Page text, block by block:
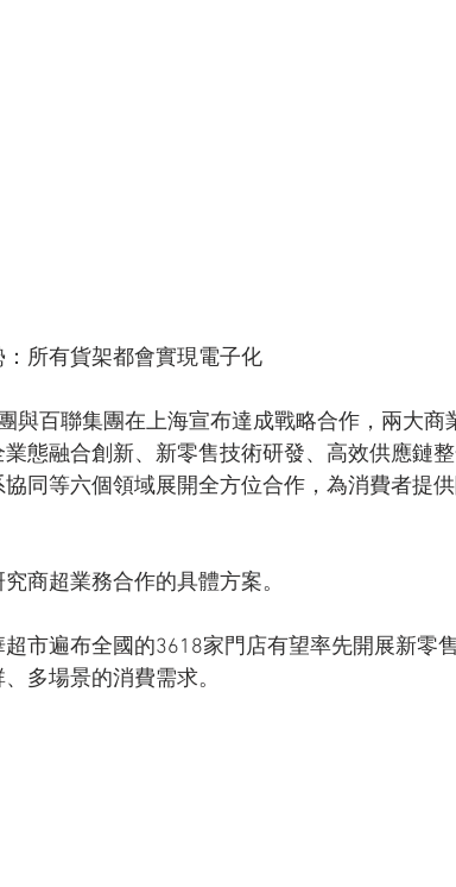
所有貨架都會實現電子化
與百聯集團在上海宣布達成戰略合作，兩大商
態融合創新、新零售技術研發、高效供應鏈
同等六個領域展開全方位合作，為消費者提
商超業務合作的具體方案。
市遍布全國的3618家門店有望率先開展新零
多場景的消費需求。